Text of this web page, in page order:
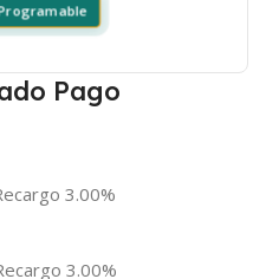
Pago
3.00%
3.00%